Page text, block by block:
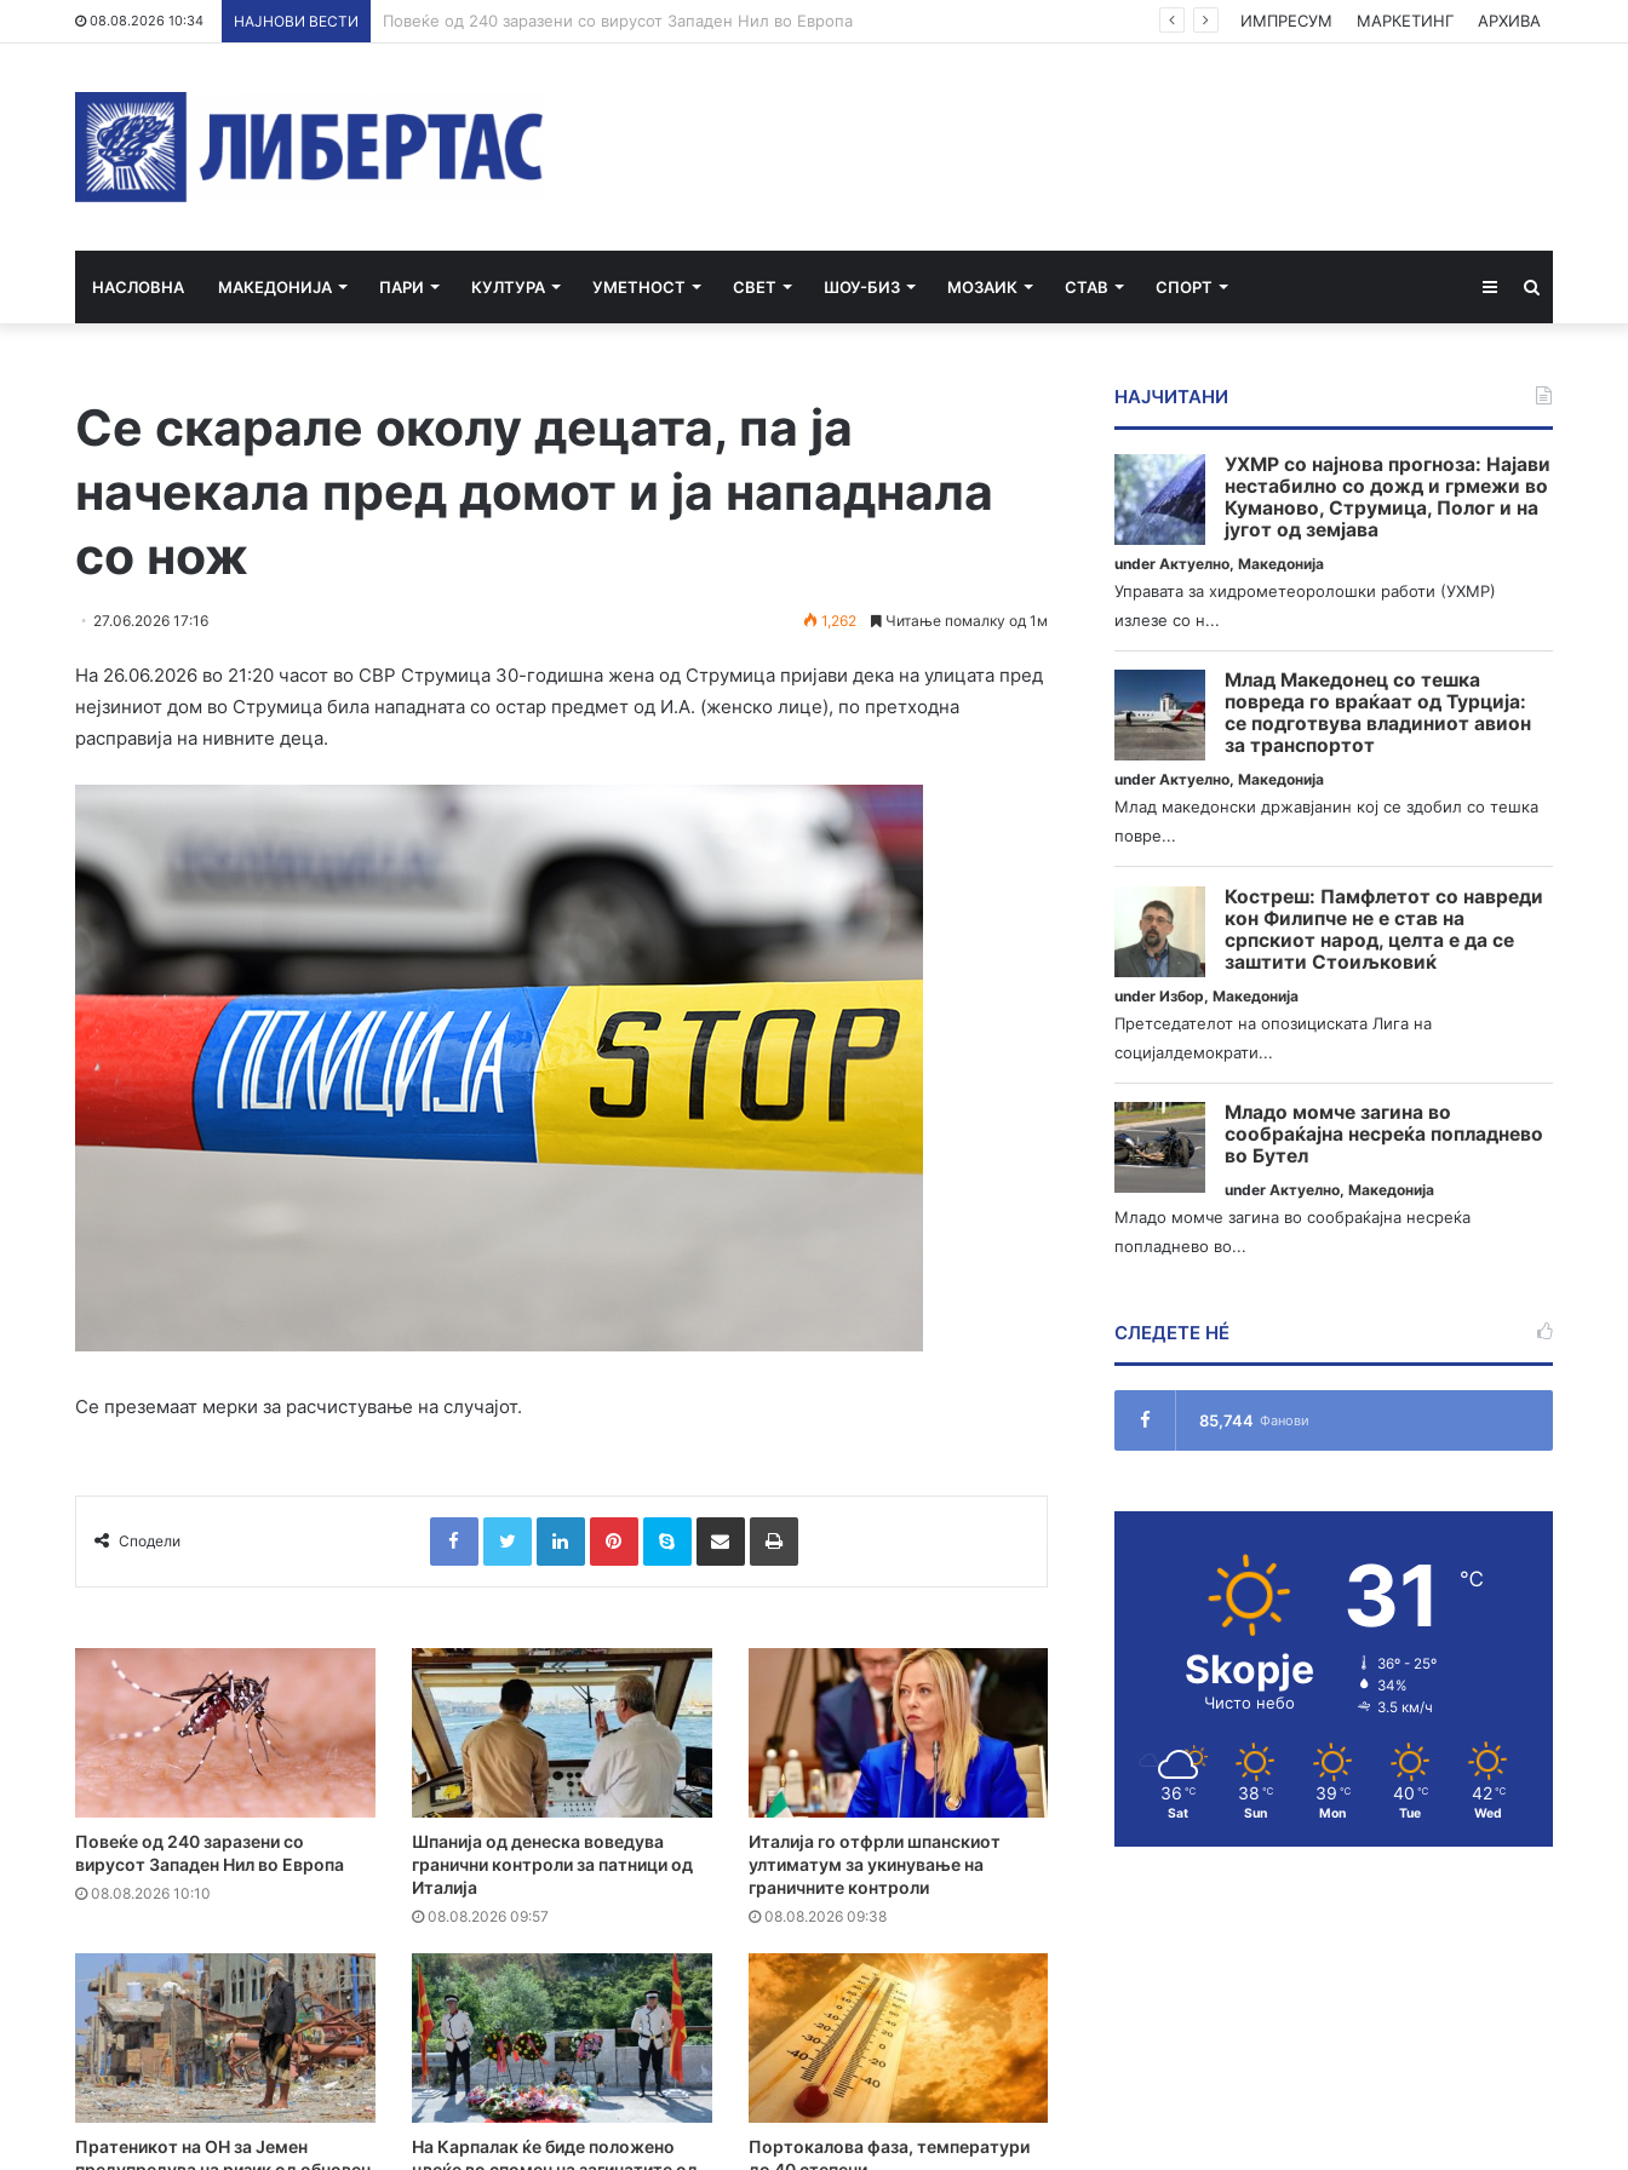
08.08.2026 10:34 НАЈНОВИ ВЕСТИ Шпанија од денеска воведува гранични контроли за патници од Италија ИМПРЕСУМ МАРКЕТИНГ АРХИВА
НАСЛОВНА МАКЕДОНИЈА ПАРИ КУЛТУРА УМЕТНОСТ СВЕТ ШОУ-БИЗ МОЗАИК СТАВ СПОРТ Sidebar
Се скарале околу децата, па ја
начекала пред домот и ја нападнала
со нож
27.06.2026 17:16 1,262 Читање помалку од 1м
На 26.06.2026 во 21:20 часот во СВР Струмица 30-годишна жена од Струмица пријави дека на улицата пред
нејзиниот дом во Струмица била нападната со остар предмет од И.А. (женско лице), по претходна
расправија на нивните деца.
Се преземаат мерки за расчистување на случајот.
Сподели
FacebookTwitterLinkedInPinterestSkype Сподели преку Е-маил Испринтај
Повеќе од 240 заразени со
вирусот Западен Нил во Европа
08.08.2026 10:10
Шпанија од денеска воведува
гранични контроли за патници од
Италија
08.08.2026 09:57
Италија го отфрли шпанскиот
ултиматум за укинување на
граничните контроли
08.08.2026 09:38
Пратеникот на ОН за Јемен
На Карпалак ќе биде положено
Портокалова фаза, температури
НАЈЧИТАНИ
УХМР со најнова прогноза: Најави
нестабилно со дожд и грмежи во
Куманово, Струмица, Полог и на
југот од земјава
underАктуелно,Македонија
Управата за хидрометеоролошки работи (УХМР)
излезе со н...
Млад Македонец со тешка
повреда го враќаат од Турција:
се подготвува владиниот авион
за транспортот
underАктуелно,Македонија
Млад македонски државјанин кој се здобил со тешка
повре...
Костреш: Памфлетот со навреди
кон Филипче не е став на
српскиот народ, целта е да се
заштити Стоиљковиќ
underИзбор,Македонија
Претседателот на опозициската Лига на
социјалдемократи...
Младо момче загина во
сообраќајна несреќа попладнево
во Бутел
underАктуелно,Македонија
Младо момче загина во сообраќајна несреќа
попладнево во...
СЛЕДЕТЕ НÉ
85,744 Фанови
Skopje
Чисто небо
31 ℃
36º - 25º
34%
3.5 км/ч
36 ℃
Sat
38 ℃
Sun
39 ℃
Mon
40 ℃
Tue
42 ℃
Wed